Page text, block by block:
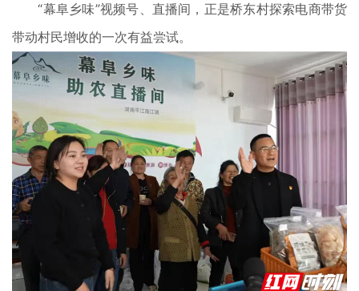
“幕阜乡味”视频号、直播间，正是桥东村探索电商带货
带动村民增收的一次有益尝试。